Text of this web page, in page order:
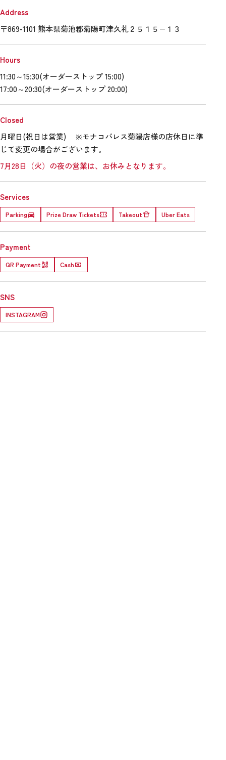
Address
〒869-1101 熊本県菊池郡菊陽町津久礼２５１５−１３
Hours
11:30～15:30(オーダーストップ 15:00)
17:00～20:30(オーダーストップ 20:00)
Closed
月曜日(祝日は営業) ※モナコパレス菊陽店様の店休日に準
じて変更の場合がございます。
7月28日（火）の夜の営業は、お休みとなります。
Services
Parking Prize Draw Tickets Takeout Uber Eats
Payment
QR Payment Cash
SNS
INSTAGRAM